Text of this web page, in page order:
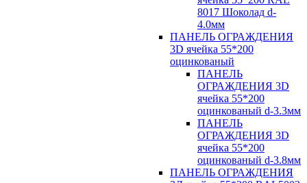
8017 Шоколад d-
4.0мм
ПАНЕЛЬ ОГРАЖДЕНИЯ
3D ячейка 55*200
оцинкованый
ПАНЕЛЬ
ОГРАЖДЕНИЯ 3D
ячейка 55*200
оцинкованый d-3.3мм
ПАНЕЛЬ
ОГРАЖДЕНИЯ 3D
ячейка 55*200
оцинкованый d-3.8мм
ПАНЕЛЬ ОГРАЖДЕНИЯ